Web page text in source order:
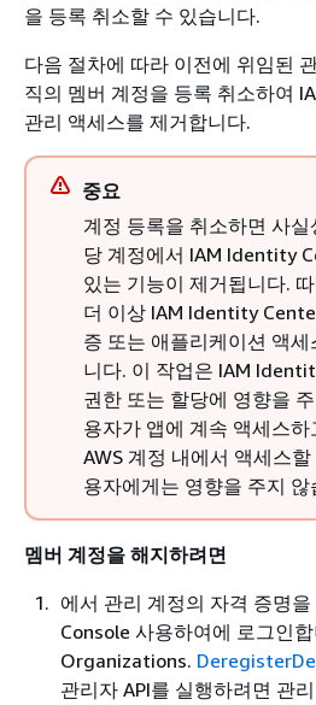
을 등록 취소할 수 있습니다.
다음 절차에 따라 이전에 위임된
직의 멤버 계정을 등록 취소하여
관리 액세스를 제거합니다.
중요
계정 등록을 취소하면 사
당 계정에서 IAM Identity
있는 기능이 제거됩니다.
더 이상 IAM Identity
증 또는 애플리케이션 액
니다. 이 작업은 IAM
권한 또는 할당에 영향을
용자가 앱에 계속 액세스하
AWS 계정 내에서 액세스
용자에게는 영향을 주지 않
멤버 계정을 해지하려면
에서 관리 계정의 자격 증명
Console 사용하여에 로그인
Organizations.
관리자 API를 실행하려면 관